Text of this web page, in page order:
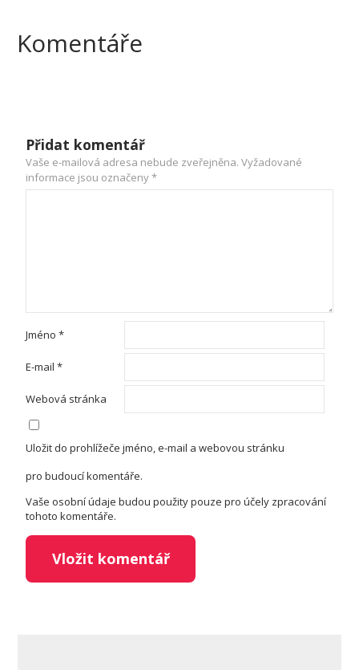
Komentáře
Přidat komentář
Vaše e-mailová adresa nebude zveřejněna. Vyžadované
informace jsou označeny*
Jméno*
E-mail*
Webová stránka
Uložit do prohlížeče jméno, e-mail a webovou stránku
pro budoucí komentáře.
Vaše osobní údaje budou použity pouze pro účely zpracování
tohoto komentáře.